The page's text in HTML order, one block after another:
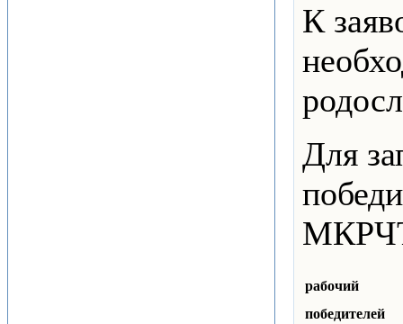
К
Для
рабочий
победителей